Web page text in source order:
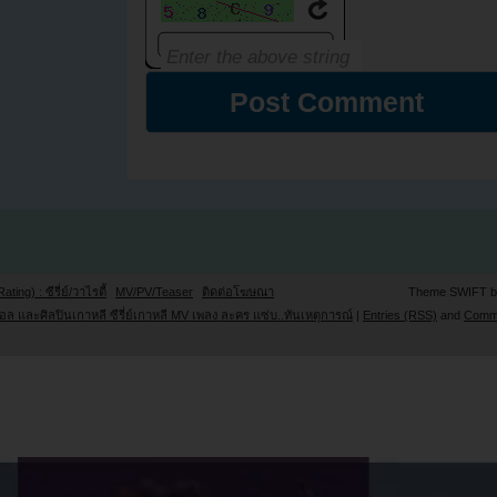
: ซีรี่ย์/วาไรตี้ MV/PV/Teaser ติดต่อโฆษณา
Theme SWIFT
ล และศิลปินเกาหลี ซีรี่ย์เกาหลี MV เพลง ละคร แซ่บ..ทันเหตุการณ์ | Entries (RSS) and